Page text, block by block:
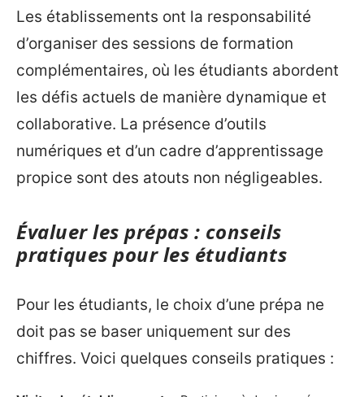
Les établissements ont la responsabilité
d’organiser des sessions de formation
complémentaires, où les étudiants abordent
les défis actuels de manière dynamique et
collaborative. La présence d’outils
numériques et d’un cadre d’apprentissage
propice sont des atouts non négligeables.
Évaluer les prépas : conseils
pratiques pour les étudiants
Pour les étudiants, le choix d’une prépa ne
doit pas se baser uniquement sur des
chiffres. Voici quelques conseils pratiques :